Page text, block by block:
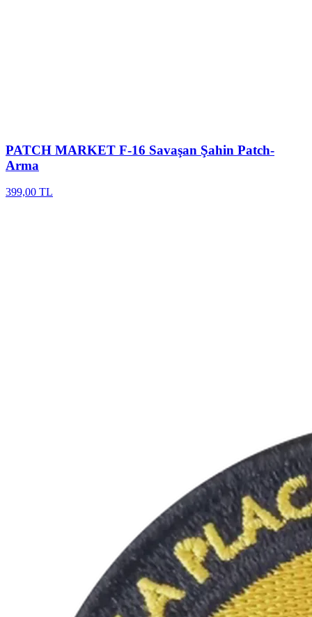
PATCH MARKET F-16 Savaşan Şahin Patch-
Arma
399,00 TL